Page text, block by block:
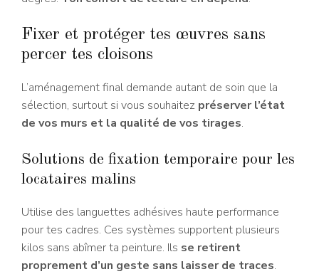
Fixer et protéger tes œuvres sans
percer tes cloisons
L’aménagement final demande autant de soin que la
sélection, surtout si vous souhaitez préserver l’état
de vos murs et la qualité de vos tirages.
Solutions de fixation temporaire pour les
locataires malins
Utilise des languettes adhésives haute performance
pour tes cadres. Ces systèmes supportent plusieurs
kilos sans abîmer ta peinture. Ils se retirent
proprement d’un geste sans laisser de traces.